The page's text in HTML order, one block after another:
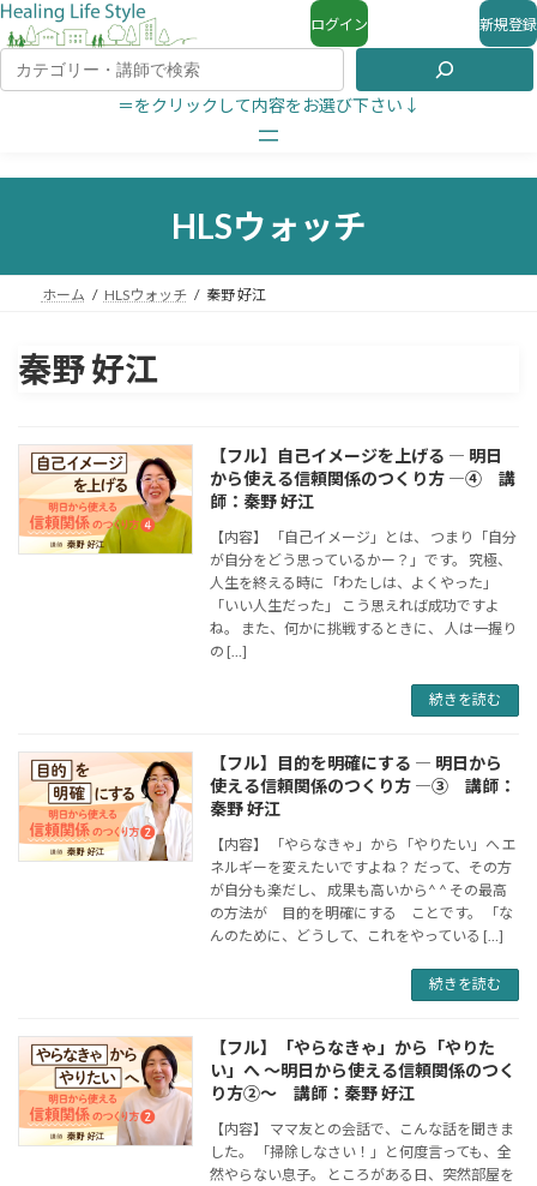
ログイン 新規登録
＝をクリックして内容をお選び下さい↓
HLSウォッチ
ホーム HLSウォッチ 秦野 好江
秦野 好江
【フル】自己イメージを上げる ― 明日
から使える信頼関係のつくり方 ―④ 講
師：秦野 好江
【内容】 「自己イメージ」とは、 つまり「自分
が自分をどう思っているかー？」です。 究極、
人生を終える時に「わたしは、よくやった」
「いい人生だった」 こう思えれば成功ですよ
ね。 また、何かに挑戦するときに、 人は一握り
の […]
続きを読む
【フル】目的を明確にする ― 明日から
使える信頼関係のつくり方 ―③ 講師：
秦野 好江
【内容】 「やらなきゃ」から「やりたい」へ エ
ネルギーを変えたいですよね？ だって、その方
が自分も楽だし、 成果も高いから^ ^ その最高
の方法が 目的を明確にする ことです。 「な
んのために、どうして、これをやっている […]
続きを読む
【フル】「やらなきゃ」から「やりた
い」へ 〜明日から使える信頼関係のつく
り方②〜 講師：秦野 好江
【内容】 ママ友との会話で、こんな話を聞きま
した。 「掃除しなさい！」と何度言っても、全
然やらない息子。 ところがある日、突然部屋を